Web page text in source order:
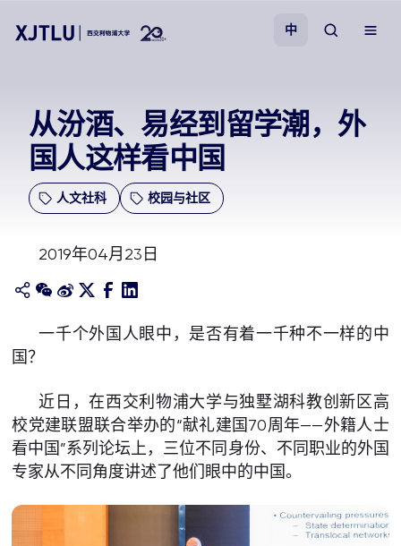
招生
科研
学院
中
​从汾酒、易经到留学潮，外
国人这样看中国
人文社科 校园与社区
2019年04月23日
一千个外国人眼中，是否有着一千种不一样的中
国？
近日，在西交利物浦大学与独墅湖科教创新区高
校党建联盟联合举办的“献礼建国70周年——外籍人士
看中国”系列论坛上，三位不同身份、不同职业的外国
专家从不同角度讲述了他们眼中的中国。